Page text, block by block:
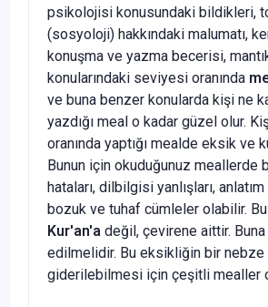
psikolojisi konusundaki bildikleri,
(sosyoloji) hakkındaki malumatı,
konuşma ve yazma becerisi,
konularındaki seviyesi oranında
ve buna benzer konularda kişi ne
yazdığı meal o kadar güzel olur.
oranında yaptığı mealde eksik ve
Bunun için okuduğunuz meallerde
hataları, dilbilgisi yanlışları,
bozuk ve tuhaf cümleler olabilir.
Kur'an'a değil, çevirene aittir.
edilmelidir. Bu eksikliğin bir nebze
giderilebilmesi için çeşitli mealler